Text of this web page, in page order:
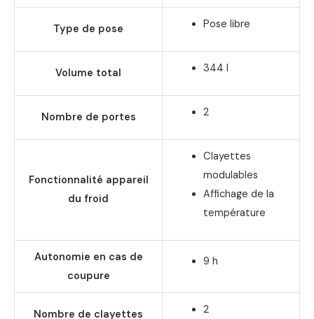
Type de pose Pose libre
Volume total 344 l
Nombre de portes 2
Fonctionnalité appareil
du froid
Clayettes
modulables
Affichage de la
température
Autonomie en cas de
coupure
9 h
Nombre de clayettes 2